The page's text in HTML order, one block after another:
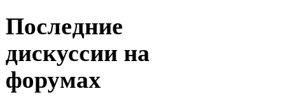
Последние
дискуссии на
форумах